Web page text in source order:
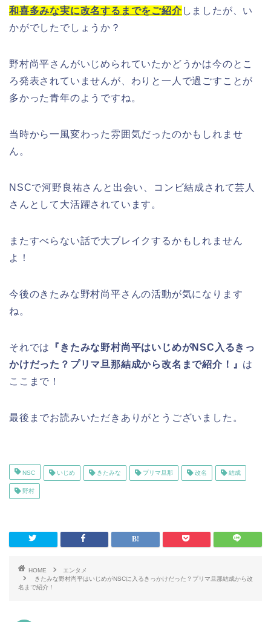
和喜多みな実に改名するまでをご紹介 しましたが、い
かがでしたでしょうか？
野村尚平さんがいじめられていたかどうかは今のとこ
ろ発表されていませんが、わりと一人で過ごすことが
多かった青年のようですね。
当時から一風変わった雰囲気だったのかもしれませ
ん。
NSCで河野良祐さんと出会い、コンビ結成されて芸人
さんとして大活躍されています。
またすべらない話で大ブレイクするかもしれません
よ！
今後のきたみな野村尚平さんの活動が気になります
ね。
それでは
『きたみな野村尚平はいじめがNSC入るきっ
かけだった？プリマ旦那結成から改名まで紹介！』 は
ここまで！
最後までお読みいただきありがとうございました。
NSC いじめ きたみな プリマ旦那 改名 結成
野村
HOME
エンタメ
きたみな野村尚平はいじめがNSCに入るきっかけだった？プリマ旦那結成から改
名まで紹介！